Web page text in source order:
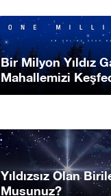
Bir Milyon Yıldız
Mahallemizi
Yıldızsız Olan
Musunuz?